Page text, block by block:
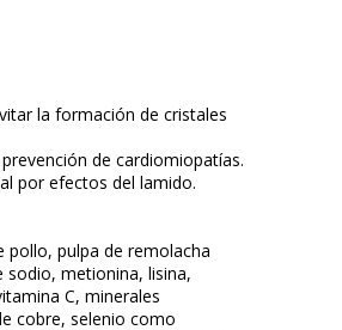
la formación de cristales
de cardiomiopatías.
por efectos del lamido.
pollo, pulpa de remolacha
sodio, metionina, lisina,
C, minerales
cobre, selenio como